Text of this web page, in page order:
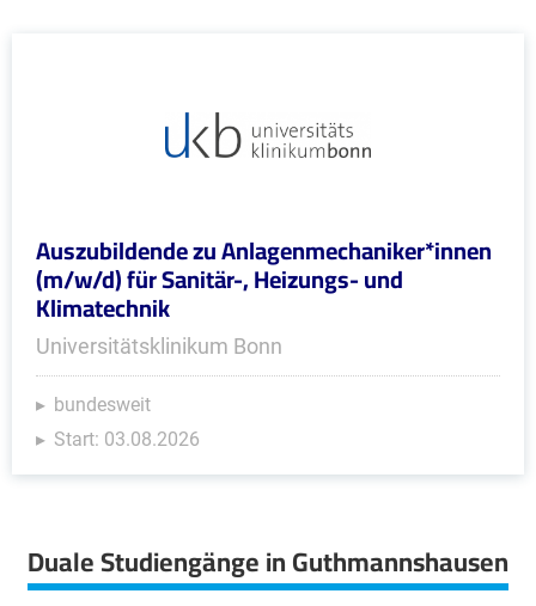
Auszubildende zu Anlagenmechaniker*innen
(m/w/d) für Sanitär-, Heizungs- und
Klimatechnik
Universitätsklinikum Bonn
bundesweit
Start: 03.08.2026
Duale Studiengänge in Guthmannshausen